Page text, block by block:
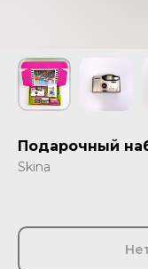
Подарочный
Skina